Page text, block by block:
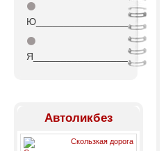
⚫
Ю_________________
⚫
Я_________________
Автоликбез
Скользкая дорога